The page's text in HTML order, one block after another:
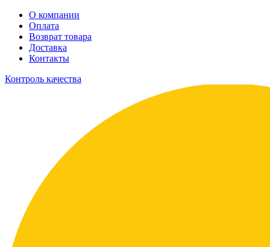
О компании
Оплата
Возврат товара
Доставка
Контакты
Контроль качества